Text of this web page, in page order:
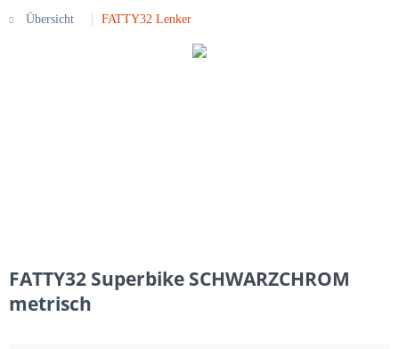
Übersicht FATTY32 Lenker
FATTY32 Superbike SCHWARZCHROM
metrisch